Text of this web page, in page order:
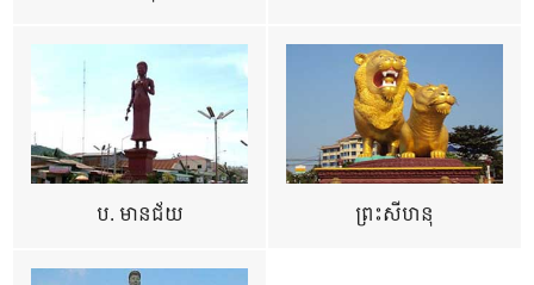
ប. មានជ័យ ព្រះសីហនុ